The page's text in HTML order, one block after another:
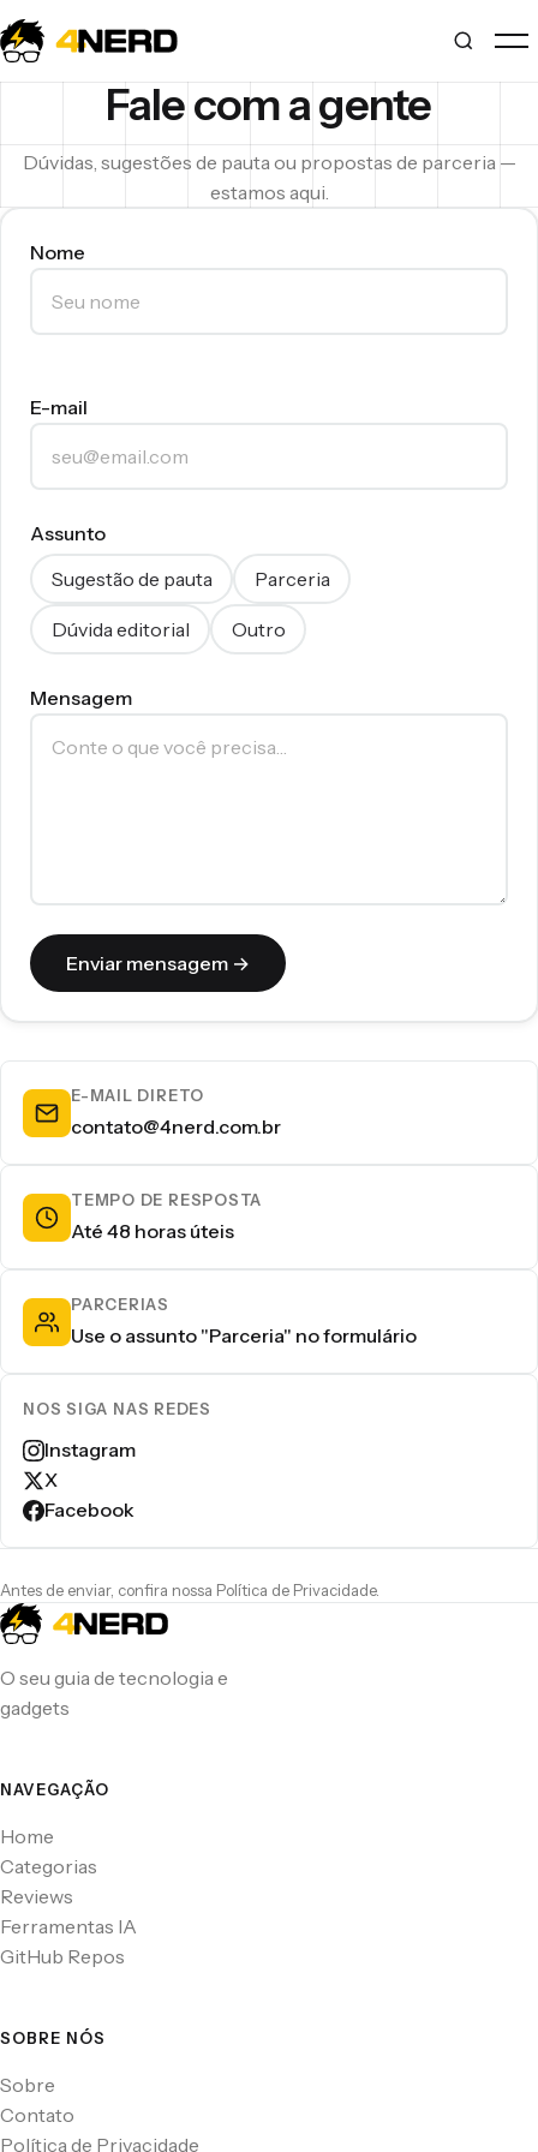
Fale com a gente
Dúvidas, sugestões de pauta ou propostas de parceria —
estamos aqui.
Nome
E-mail
Assunto
Sugestão de pauta
Parceria
Dúvida editorial Outro
Mensagem
Enviar mensagem →
E-MAIL DIRETO
contato@4nerd.com.br
TEMPO DE RESPOSTA
Até 48 horas úteis
PARCERIAS
Use o assunto "Parceria" no formulário
NOS SIGA NAS REDES
Instagram
X
Facebook
Antes de enviar, confira nossa Política de Privacidade.
O seu guia de tecnologia e
gadgets
NAVEGAÇÃO
Home
Categorias
Reviews
Ferramentas IA
GitHub Repos
SOBRE NÓS
Sobre
Contato
Política de Privacidade